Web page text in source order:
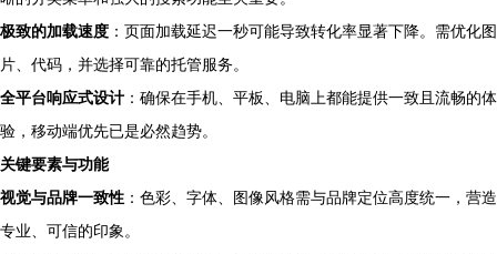
极致的加载速度 ：页面加载延迟一秒可能导致转化率显著下降。需优化图
片、代码，并选择可靠的托管服务。
全平台响应式设计 ：确保在手机、平板、电脑上都能提供一致且流畅的体
验，移动端优先已是必然趋势。
关键要素与功能
视觉与品牌一致性 ：色彩、字体、图像风格需与品牌定位高度统一，营造
专业、可信的印象。